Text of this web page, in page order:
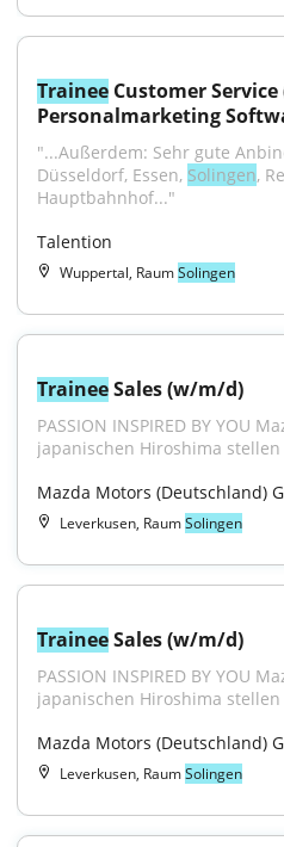
Trainee Customer
Personalmarketing
"...Außerdem: Sehr gute
Düsseldorf, Essen, Solingen,
Hauptbahnhof..."
Talention
Wuppertal, RaumSolingen
Trainee Sales (w/m/d)
PASSION INSPIRED BY YOU
japanischen Hiroshima
Mazda Motors (Deutschland)
Leverkusen, RaumSolingen
Trainee Sales (w/m/d)
PASSION INSPIRED BY YOU
japanischen Hiroshima
Mazda Motors (Deutschland)
Leverkusen, RaumSolingen